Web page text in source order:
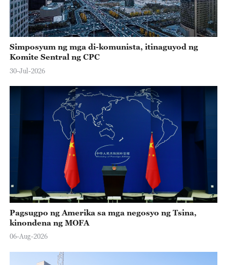
Simposyum ng mga di-komunista, itinaguyod ng
Komite Sentral ng CPC
30-Jul-2026
Pagsugpo ng Amerika sa mga negosyo ng Tsina,
kinondena ng MOFA
06-Aug-2026